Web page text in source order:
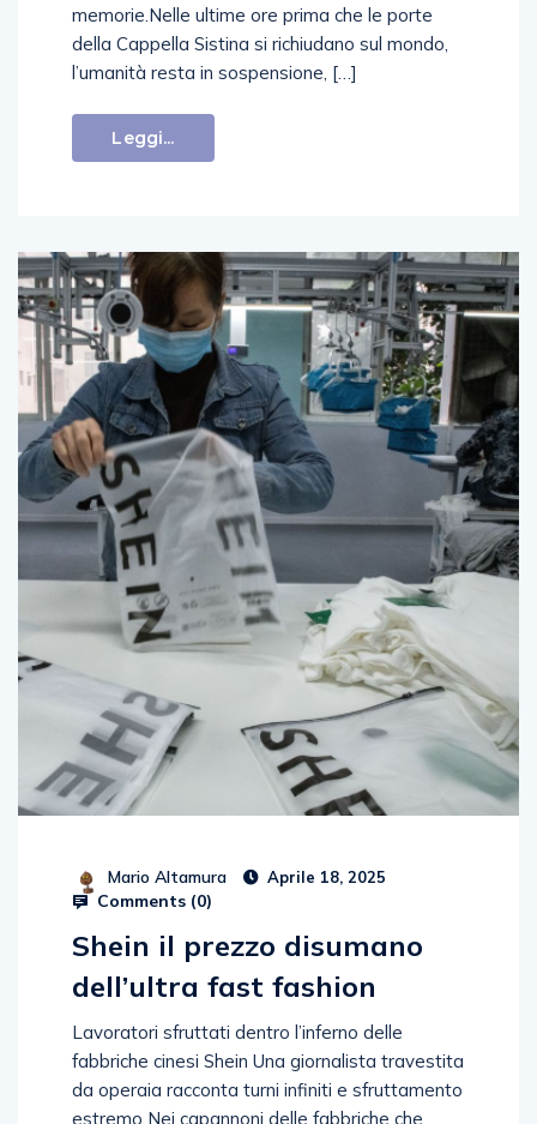
memorie.Nelle ultime ore prima che le porte
della Cappella Sistina si richiudano sul mondo,
l’umanità resta in sospensione, […]
Leggi...
Mario Altamura Aprile 18, 2025
Comments (0)
Shein il prezzo disumano
dell’ultra fast fashion
Lavoratori sfruttati dentro l’inferno delle
fabbriche cinesi Shein Una giornalista travestita
da operaia racconta turni infiniti e sfruttamento
estremo Nei capannoni delle fabbriche che